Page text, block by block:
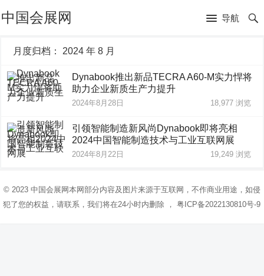
中国会展网 导航
月度归档： 2024 年 8 月
Dynabook推出新品TECRA A60-M实力悍将
助力企业新质生产力提升
2024年8月28日 18,977浏览
引领智能制造新风尚Dynabook即将亮相
2024中国智能制造技术与工业互联网展
2024年8月22日 19,249浏览
© 2023 中国会展网本网部分内容及图片来源于互联网，不作商业用途，如侵
犯了您的权益，请联系，我们将在24小时内删除 ，粤ICP备2022130810号-9